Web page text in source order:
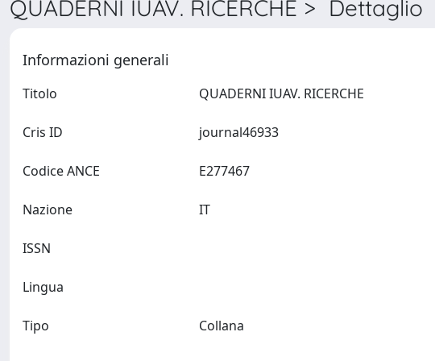
QUADERNI IUAV. RICERCHE > Dettaglio
Informazioni generali
Titolo
Cris ID
Codice ANCE
Nazione
ISSN
Lingua
Tipo Collana